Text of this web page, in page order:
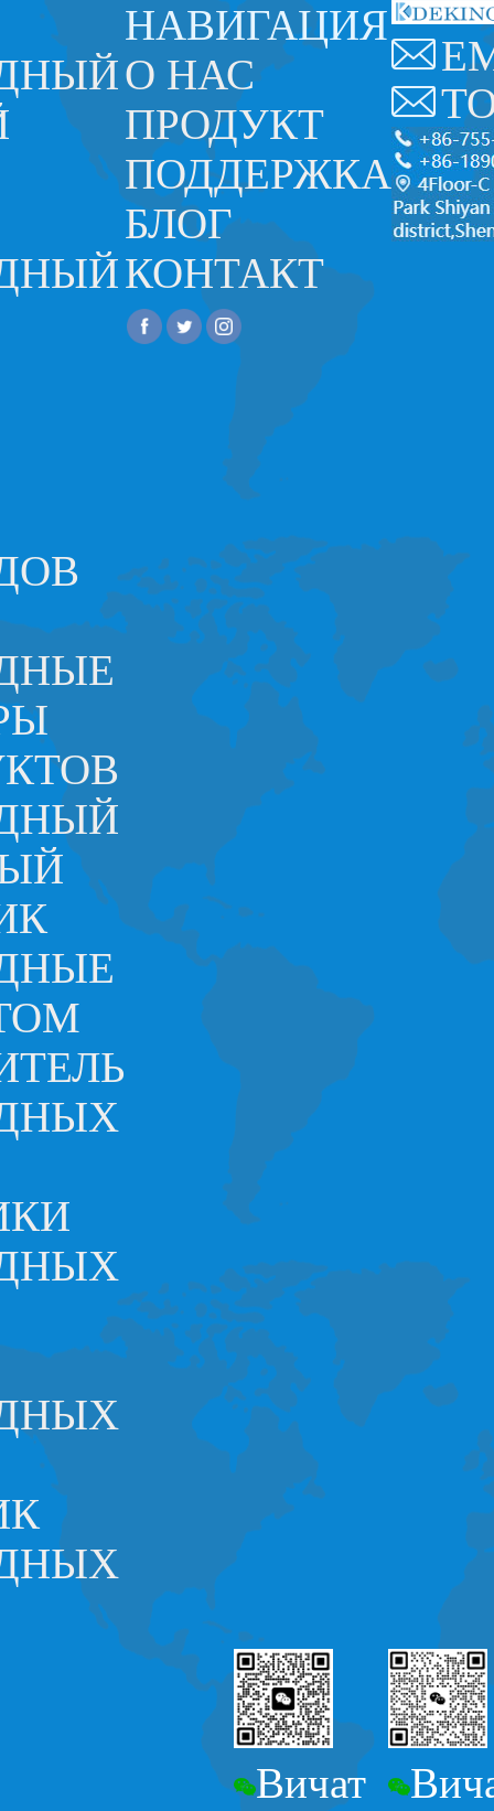
НАВИГАЦИЯ
О НАС
ПРОДУКТ
ПОДДЕРЖКА
БЛОГ
КОНТАКТ
Вичат